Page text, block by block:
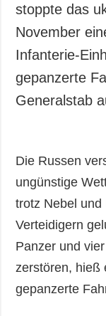
stoppte das
November
Infanterie-
gepanzerte
Generalstab
Die Russen
ungünstige
trotz Nebel und
Verteidigern
Panzer und
zerstören, hieß
gepanzerte